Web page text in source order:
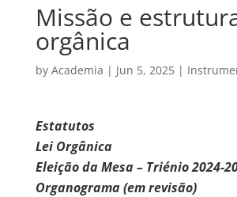
Missão e
orgânica
by Academia | Jun 5, 2025|
Estatutos
Lei Orgânica
Eleição da Mesa – Triénio 2024-
Organograma (em revisão)